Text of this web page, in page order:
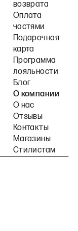
возврата
Оплата
частями
Подарочная
карта
Программа
лояльности
Блог
О компании
О нас
Отзывы
Контакты
Магазины
Стилистам